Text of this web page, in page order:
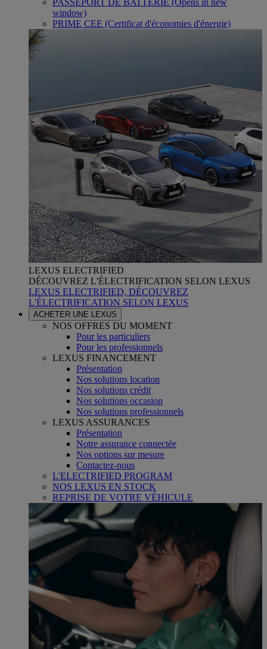
window)
PRIME CEE (Certificat d'économies d'énergie)
LEXUS ELECTRIFIED
DÉCOUVREZ L'ÉLECTRIFICATION SELON LEXUS
LEXUS ELECTRIFIED, DÉCOUVREZ
L'ÉLECTRIFICATION SELON LEXUS
ACHETER UNE LEXUS
NOS OFFRES DU MOMENT
Pour les particuliers
Pour les professionnels
LEXUS FINANCEMENT
Présentation
Nos solutions location
Nos solutions crédit
Nos solutions occasion
Nos solutions professionnels
LEXUS ASSURANCES
Présentation
Notre assurance connectée
Nos options sur mesure
Contactez-nous
L'ELECTRIFIED PROGRAM
NOS LEXUS EN STOCK
REPRISE DE VOTRE VÉHICULE